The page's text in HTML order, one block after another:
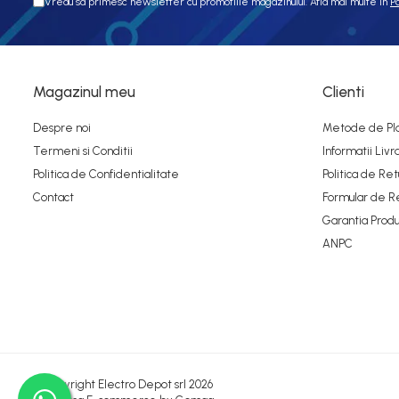
Seria Dimensions
Seria DRA
Seria PMT&PMC
Seria Sync
STEP-PS
TRIO-PS
TRIO-UPS
Direct-On-Line Starters
Magazinul meu
Despre noi
Termeni si Conditii
Politica de Confidentialitate
Contact
Clienti
Metode de
Informatii
Politica de
Formular de
Garantia
ANPC
©Copyright Electro Depot srl 2026